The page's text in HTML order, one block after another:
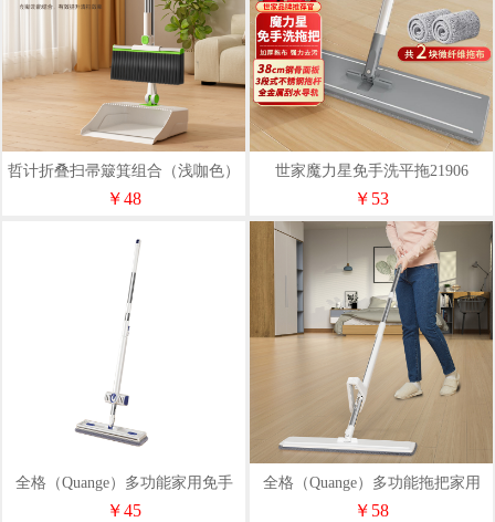
哲计折叠扫帚簸箕组合（浅咖色）
Z-TS72069A
￥48
世家魔力星免手洗平拖21906
￥53
全格（Quange）多功能家用免手
洗拖把QJ031301
￥45
全格（Quange）多功能拖把家用
免手洗拖把QJ031202
￥58